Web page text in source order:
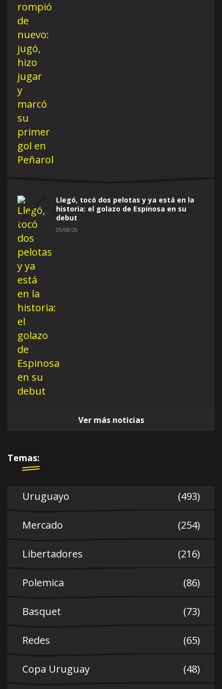
Llegó, tocó dos pelotas y ya está en la
historia: el golazo de Espinosa en su
debut
05/08/26
Ver más noticias
Temas:
Uruguayo (493)
Mercado (254)
Libertadores (216)
Polemica (86)
Basquet (73)
Redes (65)
Copa Uruguay (48)